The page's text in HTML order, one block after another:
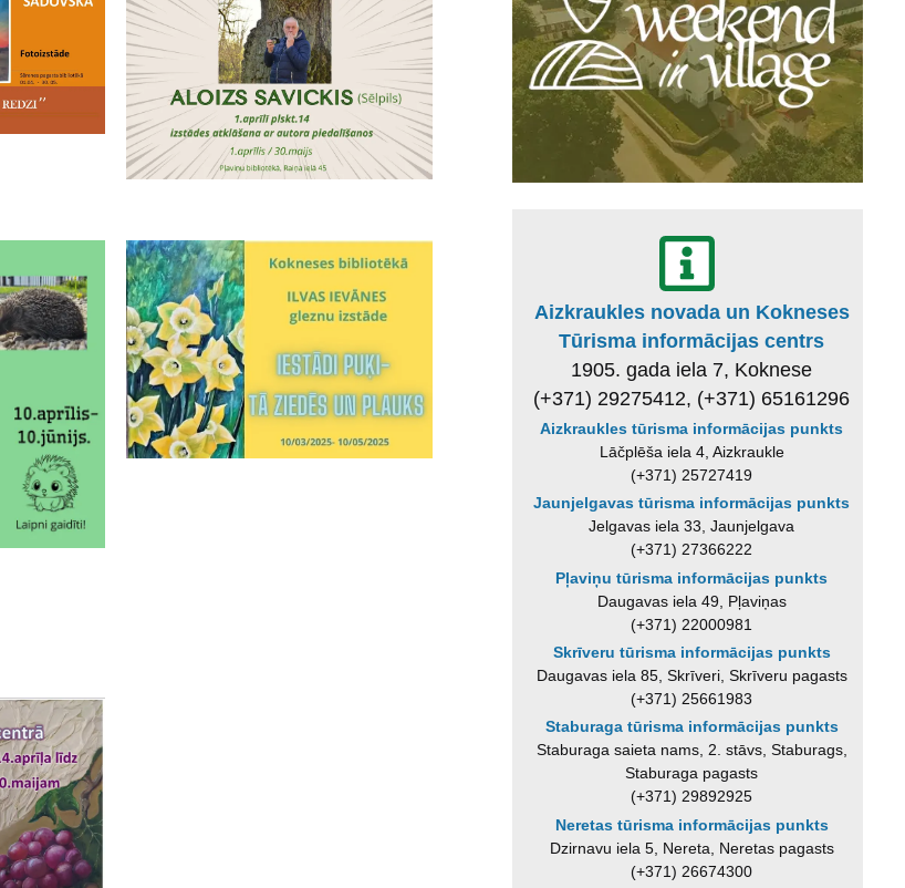
Aizkraukles novada un Kokneses
Tūrisma informācijas centrs
1905. gada iela 7, Koknese
(+371) 29275412, (+371) 65161296
Aizkraukles tūrisma informācijas punkts
Lāčplēša iela 4, Aizkraukle
(+371) 25727419
Jaunjelgavas tūrisma informācijas punkts
Jelgavas iela 33, Jaunjelgava
(+371) 27366222
Pļaviņu tūrisma informācijas punkts
Daugavas iela 49, Pļaviņas
(+371) 22000981
Skrīveru tūrisma informācijas punkts
Daugavas iela 85, Skrīveri, Skrīveru pagasts
(+371) 25661983
Staburaga tūrisma informācijas punkts
Staburaga saieta nams, 2. stāvs, Staburags,
Staburaga pagasts
(+371) 29892925
Neretas tūrisma informācijas punkts
Dzirnavu iela 5, Nereta, Neretas pagasts
(+371) 26674300